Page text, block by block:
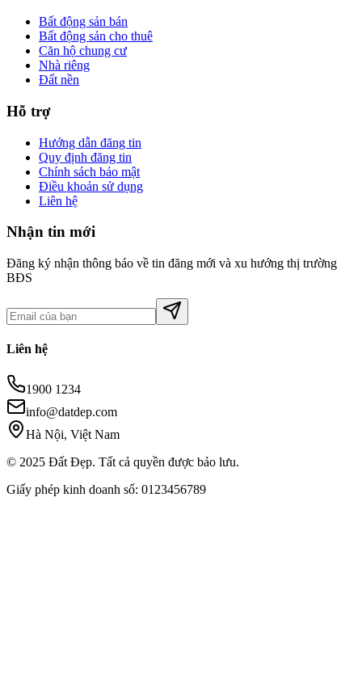
Bất động sản bán
Bất động sản cho thuê
Căn hộ chung cư
Nhà riêng
Đất nền
Hỗ trợ
Hướng dẫn đăng tin
Quy định đăng tin
Chính sách bảo mật
Điều khoản sử dụng
Liên hệ
Nhận tin mới
Đăng ký nhận thông báo về tin đăng mới và xu hướng thị trường
BĐS
Liên hệ
1900 1234
info@datdep.com
Hà Nội, Việt Nam
© 2025 Đất Đẹp. Tất cả quyền được bảo lưu.
Giấy phép kinh doanh số: 0123456789